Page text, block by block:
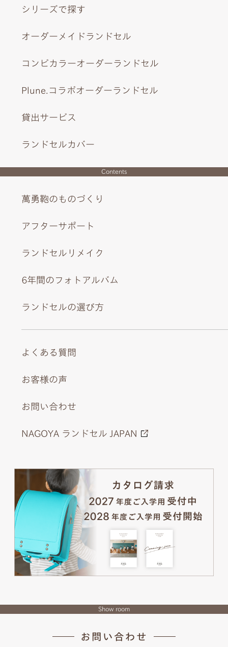
際立つスタイリッシュな内装。
シリーズで探す
オーダーメイドランドセル
コンビカラーオーダーランドセル
Plune.コラボオーダーランドセル
貸出サービス
ランドセルカバー
Contents
萬勇鞄のものづくり
アフターサポート
ランドセルリメイク
6年間のフォトアルバム
ランドセルの選び方
よくある質問
お客様の声
お問い合わせ
NAGOYA ランドセル JAPAN
Show room
お問い合わせ